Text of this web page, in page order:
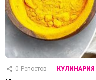
0 Репостов КУЛИНАРИЯ